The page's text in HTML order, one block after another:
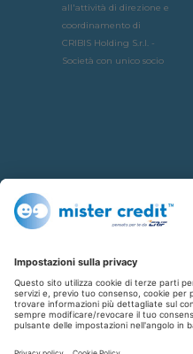
all'attività di direzione e
coordinamento di
CRIBIS Holding S.r.l. -
Società con unico socio